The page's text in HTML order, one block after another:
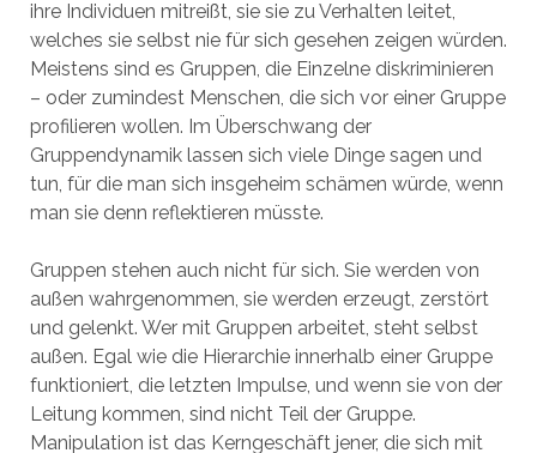
ihre Individuen mitreißt, sie sie zu Verhalten leitet,
welches sie selbst nie für sich gesehen zeigen würden.
Meistens sind es Gruppen, die Einzelne diskriminieren
– oder zumindest Menschen, die sich vor einer Gruppe
profilieren wollen. Im Überschwang der
Gruppendynamik lassen sich viele Dinge sagen und
tun, für die man sich insgeheim schämen würde, wenn
man sie denn reflektieren müsste.
Gruppen stehen auch nicht für sich. Sie werden von
außen wahrgenommen, sie werden erzeugt, zerstört
und gelenkt. Wer mit Gruppen arbeitet, steht selbst
außen. Egal wie die Hierarchie innerhalb einer Gruppe
funktioniert, die letzten Impulse, und wenn sie von der
Leitung kommen, sind nicht Teil der Gruppe.
Manipulation ist das Kerngeschäft jener, die sich mit